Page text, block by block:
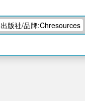
出版社/品牌:Chresources